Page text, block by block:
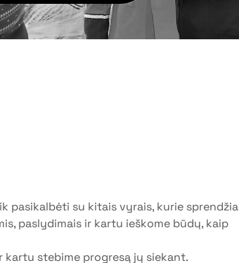
pasikalbėti su kitais vyrais, kurie sprendžia
paslydimais ir kartu ieškome būdų, kaip
kartu stebime progresą jų siekant.